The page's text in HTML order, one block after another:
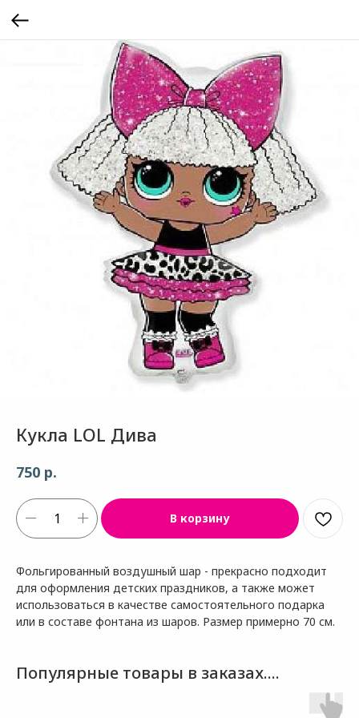
Кукла LOL Дива
750 р.
В корзину
Фольгированный воздушный шар - прекрасно подходит
для оформления детских праздников, а также может
использоваться в качестве самостоятельного подарка
или в составе фонтана из шаров. Размер примерно 70 см.
Популярные товары в заказах....